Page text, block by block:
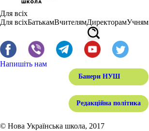
Для всіх
Для всіхБатькамВчителямДиректорамУчням
Напишіть нам
Банери НУШ
Редакційна політика
© Нова Українська школа, 2017